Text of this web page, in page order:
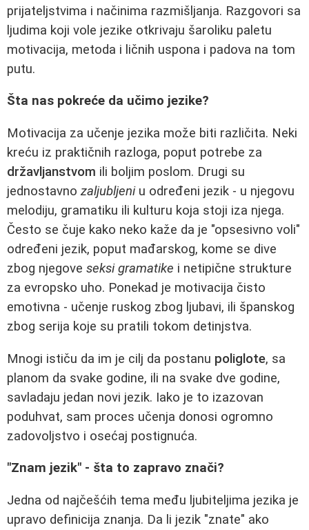
prijateljstvima i načinima razmišljanja. Razgovori sa
ljudima koji vole jezike otkrivaju šaroliku paletu
motivacija, metoda i ličnih uspona i padova na tom
putu.
Šta nas pokreće da učimo jezike?
Motivacija za učenje jezika može biti različita. Neki
kreću iz praktičnih razloga, poput potrebe za
državljanstvom ili boljim poslom. Drugi su
jednostavno zaljubljeniu određeni jezik - u njegovu
melodiju, gramatiku ili kulturu koja stoji iza njega.
Često se čuje kako neko kaže da je "opsesivno voli"
određeni jezik, poput mađarskog, kome se dive
zbog njegove seksi gramatike i netipične strukture
za evropsko uho. Ponekad je motivacija čisto
emotivna - učenje ruskog zbog ljubavi, ili španskog
zbog serija koje su pratili tokom detinjstva.
Mnogi ističu da im je cilj da postanu poliglote, sa
planom da svake godine, ili na svake dve godine,
savladaju jedan novi jezik. Iako je to izazovan
poduhvat, sam proces učenja donosi ogromno
zadovoljstvo i osećaj postignuća.
"Znam jezik" - šta to zapravo znači?
Jedna od najčešćih tema među ljubiteljima jezika je
upravo definicija znanja. Da li jezik "znate" ako